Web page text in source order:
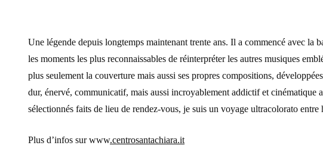
Une légende depuis longtemps maintenant trente ans. Il a commencé avec
les moments les plus reconnaissables de réinterpréter les autres musiques
plus seulement la couverture mais aussi ses propres compositions,
dur, énervé, communicatif, mais aussi incroyablement addictif et
sélectionnés faits de lieu de rendez-vous, je suis un voyage ultracolorato
Plus d’infos sur www.centrosantachiara.it